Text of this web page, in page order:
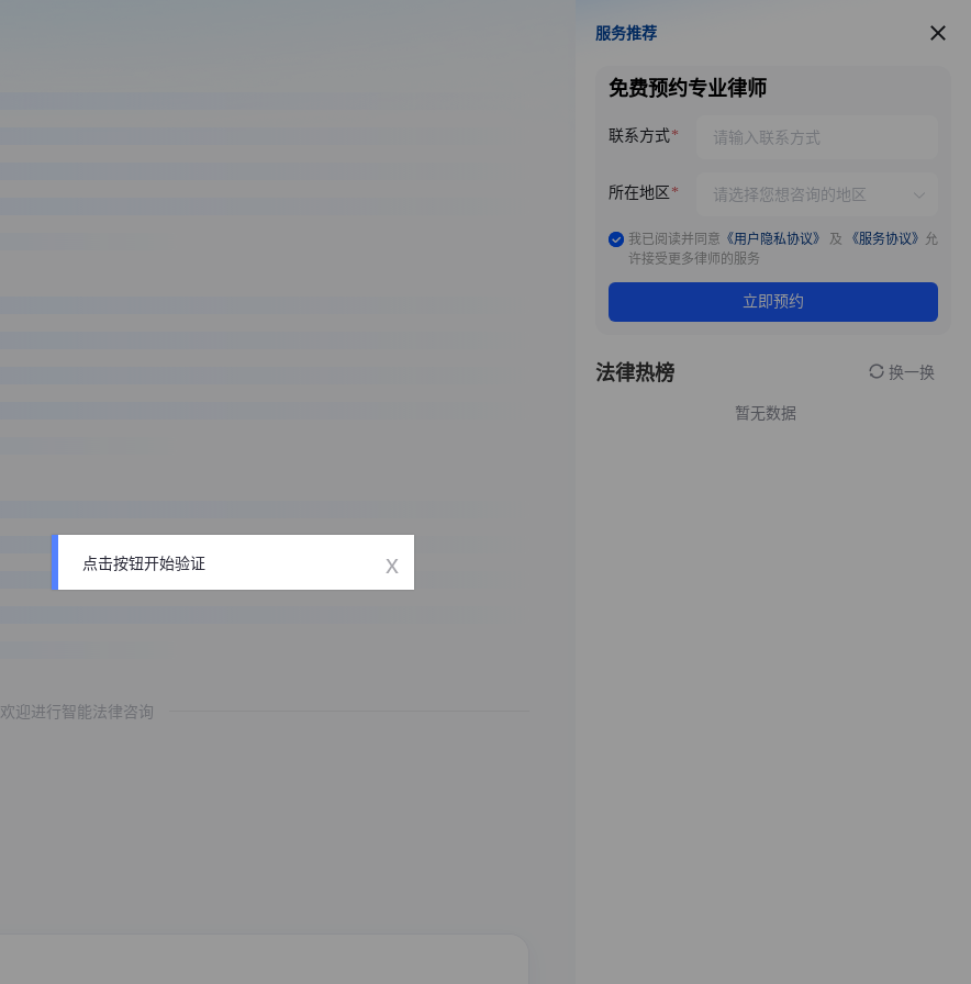
欢迎进行智能法律咨询
服务推荐
服务推荐
免费预约专业律师
联系方式
所在地区
我已阅读并同意 《用户隐私协议》 及 《服务协议》 允
许接受更多律师的服务
立即预约
法律热榜 换一换
暂无数据
点击按钮开始验证 x